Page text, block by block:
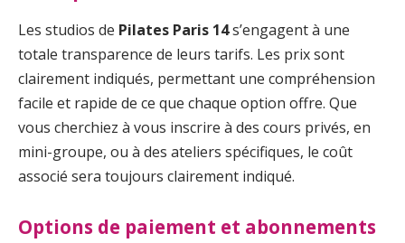
Les studios de Pilates Paris 14s’engagent à une
totale transparence de leurs tarifs. Les prix sont
clairement indiqués, permettant une compréhension
facile et rapide de ce que chaque option offre. Que
vous cherchiez à vous inscrire à des cours privés, en
mini-groupe, ou à des ateliers spécifiques, le coût
associé sera toujours clairement indiqué.
Options de paiement et abonnements